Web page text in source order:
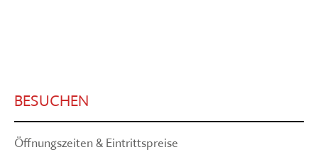
BESUCHEN
Öffnungszeiten & Eintrittspreise